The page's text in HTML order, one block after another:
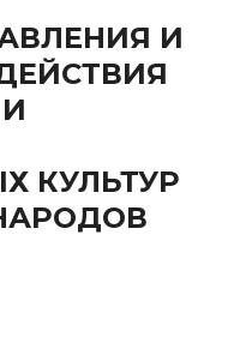
И
КУЛЬТУР